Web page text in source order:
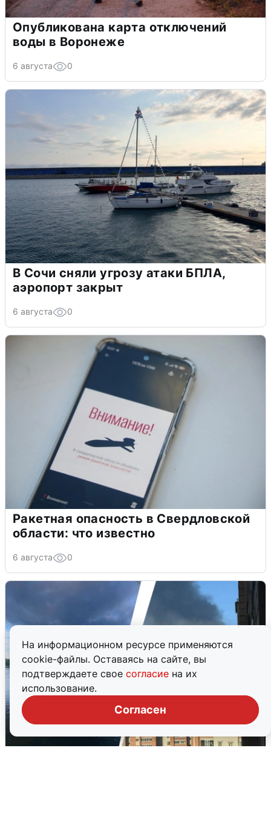
На информационном ресурсе применяются
cookie-файлы. Оставаясь на сайте, вы
подтверждаете свое согласие на их
использование.
Согласен
Опубликована карта отключений
воды в Воронеже
6 августа 0
В Сочи сняли угрозу атаки БПЛА,
аэропорт закрыт
6 августа 0
Ракетная опасность в Свердловской
области: что известно
6 августа 0